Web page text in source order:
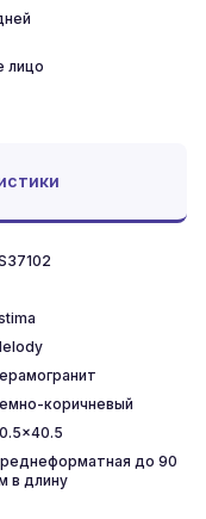
лицо
коричневый
до 90
в длину